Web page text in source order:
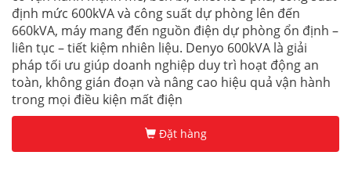
định mức 600kVA và công suất dự phòng lên đến
660kVA, máy mang đến nguồn điện dự phòng ổn định –
liên tục – tiết kiệm nhiên liệu. Denyo 600kVA là giải
pháp tối ưu giúp doanh nghiệp duy trì hoạt động an
toàn, không gián đoạn và nâng cao hiệu quả vận hành
trong mọi điều kiện mất điện
Đặt hàng